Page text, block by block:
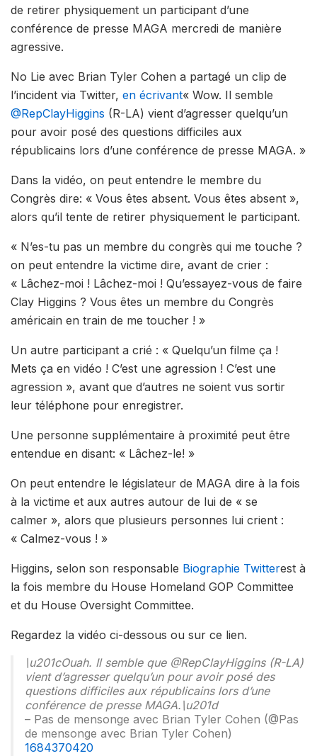
de retirer physiquement un participant d’une
conférence de presse MAGA mercredi de manière
agressive.
No Lie avec Brian Tyler Cohen a partagé un clip de
l’incident via Twitter, en écrivant« Wow. Il semble
@RepClayHiggins (R-LA) vient d’agresser quelqu’un
pour avoir posé des questions difficiles aux
républicains lors d’une conférence de presse MAGA. »
Dans la vidéo, on peut entendre le membre du
Congrès dire: « Vous êtes absent. Vous êtes absent »,
alors qu’il tente de retirer physiquement le participant.
« N’es-tu pas un membre du congrès qui me touche ?
on peut entendre la victime dire, avant de crier :
« Lâchez-moi ! Lâchez-moi ! Qu’essayez-vous de faire
Clay Higgins ? Vous êtes un membre du Congrès
américain en train de me toucher ! »
Un autre participant a crié : « Quelqu’un filme ça !
Mets ça en vidéo ! C’est une agression ! C’est une
agression », avant que d’autres ne soient vus sortir
leur téléphone pour enregistrer.
Une personne supplémentaire à proximité peut être
entendue en disant: « Lâchez-le! »
On peut entendre le législateur de MAGA dire à la fois
à la victime et aux autres autour de lui de « se
calmer », alors que plusieurs personnes lui crient :
« Calmez-vous ! »
Higgins, selon son responsable Biographie Twitterest à
la fois membre du House Homeland GOP Committee
et du House Oversight Committee.
Regardez la vidéo ci-dessous ou sur ce lien.
\u201cOuah. Il semble que @RepClayHiggins (R-LA)
vient d’agresser quelqu’un pour avoir posé des
questions difficiles aux républicains lors d’une
conférence de presse MAGA.\u201d
– Pas de mensonge avec Brian Tyler Cohen (@Pas
de mensonge avec Brian Tyler Cohen)
1684370420